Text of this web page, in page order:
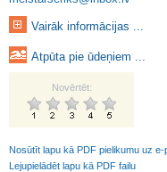
Vairāk informācijas ...
Atpūta pie ūdeņiem ...
Novērtēt:
Nosūtīt lapu kā PDF pielikumu uz e-
Lejupielādēt lapu kā PDF failu